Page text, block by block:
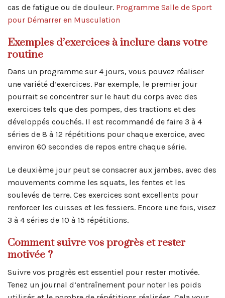
cas de fatigue ou de douleur. Programme Salle de Sport
pour Démarrer en Musculation
Exemples d’exercices à inclure dans votre
routine
Dans un programme sur 4 jours, vous pouvez réaliser
une variété d’exercices. Par exemple, le premier jour
pourrait se concentrer sur le haut du corps avec des
exercices tels que des pompes, des tractions et des
développés couchés. Il est recommandé de faire 3 à 4
séries de 8 à 12 répétitions pour chaque exercice, avec
environ 60 secondes de repos entre chaque série.
Le deuxième jour peut se consacrer aux jambes, avec des
mouvements comme les squats, les fentes et les
soulevés de terre. Ces exercices sont excellents pour
renforcer les cuisses et les fessiers. Encore une fois, visez
3 à 4 séries de 10 à 15 répétitions.
Comment suivre vos progrès et rester
motivée ?
Suivre vos progrès est essentiel pour rester motivée.
Tenez un journal d’entraînement pour noter les poids